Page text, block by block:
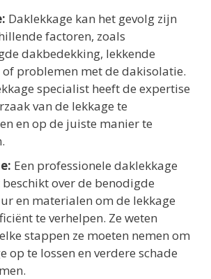
Daklekkage kan het gevolg zijn
factoren, zoals
dakbedekking, lekkende
problemen met de dakisolatie.
specialist heeft de expertise
van de lekkage te
en op de juiste manier te
Een professionele daklekkage
over de benodigde
en materialen om de lekkage
te verhelpen. Ze weten
stappen ze moeten nemen om
op te lossen en verdere schade